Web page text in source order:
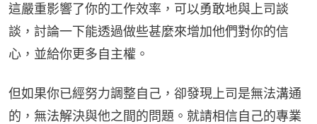
這嚴重影響了你的工作效率，可以勇敢地與上司談
談，討論一下能透過做些甚麼來增加他們對你的信
心，並給你更多自主權。
但如果你已經努力調整自己，卻發現上司是無法溝通
的，無法解決與他之間的問題。就請相信自己的專業